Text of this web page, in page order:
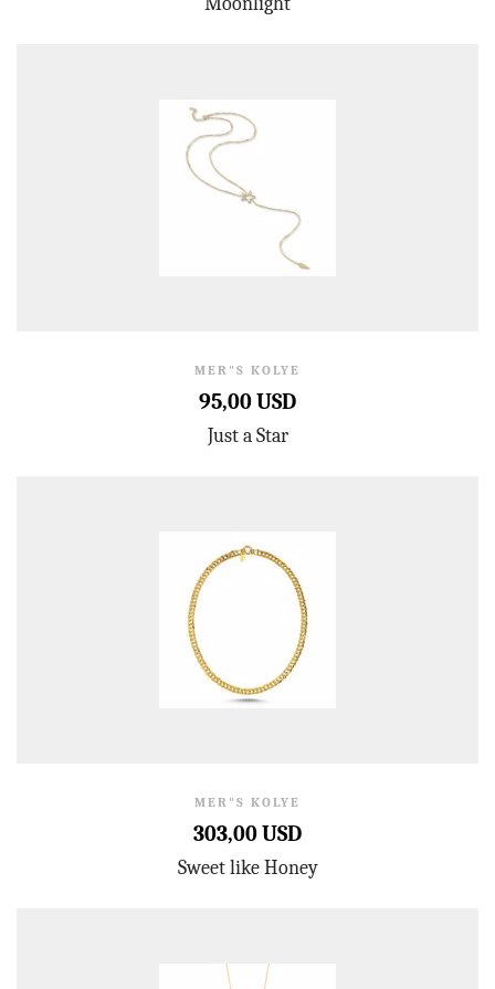
MER"S KOLYE
95,00 USD
Just a Star
MER"S KOLYE
303,00 USD
Sweet like Honey